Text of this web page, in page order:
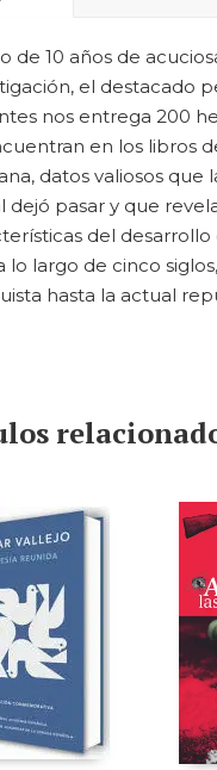
de 10 años de
el destacado
nos entrega 200
en los libros
datos valiosos que
dejó pasar y que
del
lo largo de cinco
hasta la actual